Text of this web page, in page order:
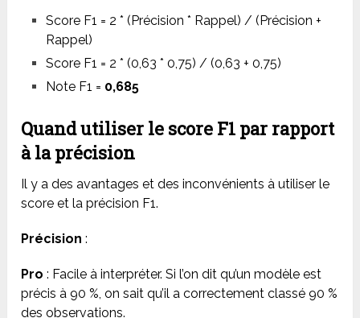
Score F1 = 2 * (Précision * Rappel) / (Précision +
Rappel)
Score F1 = 2 * (0,63 * 0,75) / (0,63 + 0,75)
Note F1 = 0,685
Quand utiliser le score F1 par rapport
à la précision
Il y a des avantages et des inconvénients à utiliser le
score et la précision F1.
Précision :
Pro : Facile à interpréter. Si l’on dit qu’un modèle est
précis à 90 %, on sait qu’il a correctement classé 90 %
des observations.